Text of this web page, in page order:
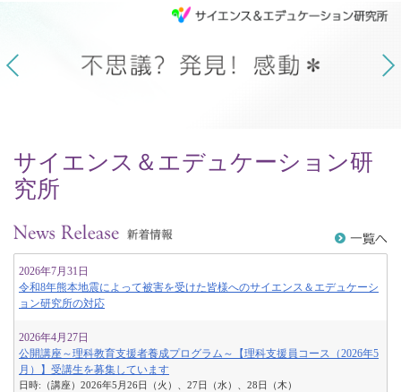
サイエンス＆エデュケーション研
究所
2026年7月31日
令和8年熊本地震によって被害を受けた皆様へのサイエンス＆エデュケーシ
ョン研究所の対応
2026年4月27日
公開講座～理科教育支援者養成プログラム～【理科支援員コース（2026年5
月）】受講生を募集しています
日時:（講座）2026年5月26日（火）、27日（水）、28日（木）